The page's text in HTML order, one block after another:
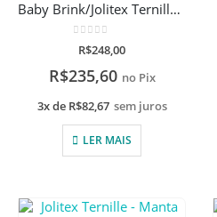
Baby Brink/Jolitex Ternille – Kit Mickey Mouse
de 5
R$248,00
R$235,60 no Pix
3x de R$82,67 sem juros
LER MAIS